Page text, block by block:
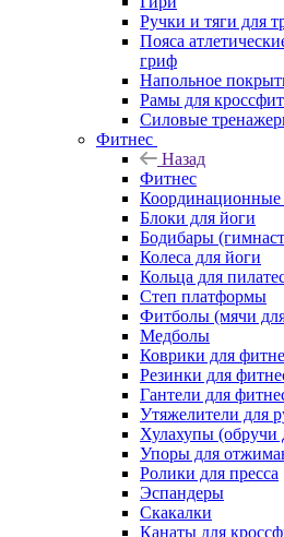
Ручки и тяги для
Пояса
гриф
Напольное
Рамы для
Силовые
Фитнес
Назад
Фитнес
Координационные
Блоки для йоги
Бодибары
Колеса для йоги
Кольца для
Степ платформы
Фитболы (мячи
Медболы
Коврики для
Резинки для
Гантели для
Утяжелители для
Хулахупы (обручи
Упоры для
Ролики для пресса
Эспандеры
Скакалки
Канаты для